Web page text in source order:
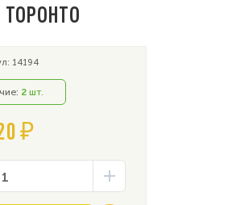
ТОРОНТО
14194
2 шт.
₽